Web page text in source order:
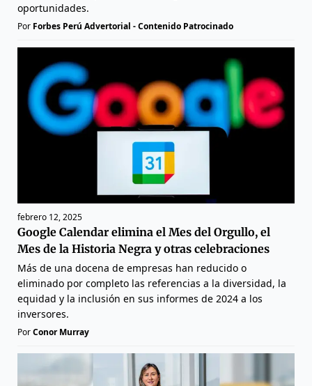
oportunidades.
Por Forbes Perú Advertorial - Contenido Patrocinado
febrero 12, 2025
Google Calendar elimina el Mes del Orgullo, el
Mes de la Historia Negra y otras celebraciones
Más de una docena de empresas han reducido o
eliminado por completo las referencias a la diversidad, la
equidad y la inclusión en sus informes de 2024 a los
inversores.
PorConor Murray